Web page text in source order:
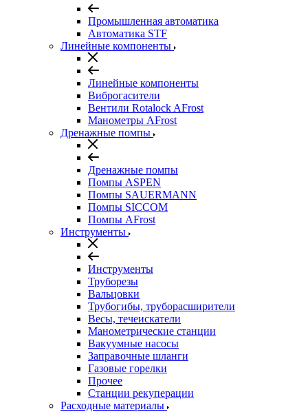
Промышленная автоматика
Автоматика STF
Линейные компоненты
Линейные компоненты
Виброгасители
Вентили Rotalock AFrost
Манометры AFrost
Дренажные помпы
Дренажные помпы
Помпы ASPEN
Помпы SAUERMANN
Помпы SICCOM
Помпы AFrost
Инструменты
Инструменты
Труборезы
Вальцовки
Трубогибы, труборасширители
Весы, течеискатели
Манометрические станции
Вакуумные насосы
Заправочные шланги
Газовые горелки
Прочее
Станции рекуперации
Расходные материалы